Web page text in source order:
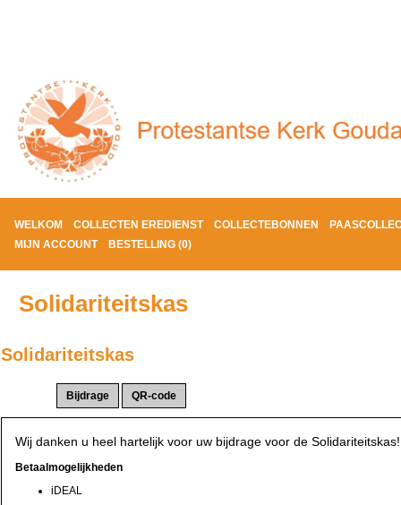
WELKOM COLLECTEN EREDIENST COLLECTEBONNEN
MIJN ACCOUNT
BESTELLING (0)
Solidariteitskas
Solidariteitskas
Wij danken u heel hartelijk voor uw bijdrage voor de Solidariteitskas!
Betaalmogelijkheden
iDEAL